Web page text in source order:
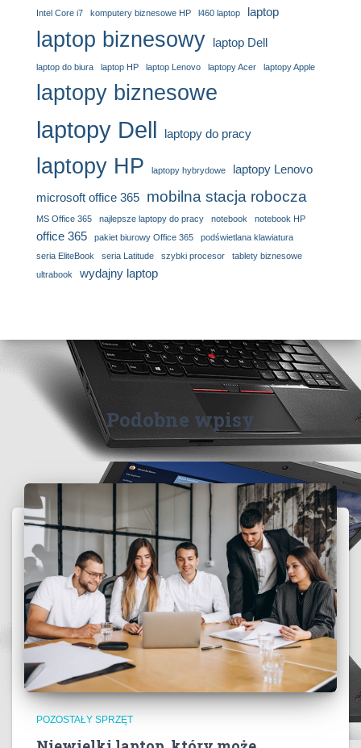
Intel Core i7 komputery biznesowe HP l460 laptop laptop
laptop biznesowy laptop Dell
laptop do biura laptop HP laptop Lenovo laptopy Acer laptopy Apple
laptopy biznesowe
laptopy Dell laptopy do pracy
laptopy HP laptopy hybrydowe laptopy Lenovo
microsoft office 365 mobilna stacja robocza
MS Office 365 najlepsze laptopy do pracy notebook notebook HP
office 365 pakiet biurowy Office 365
podświetlana klawiatura
seria EliteBook
seria Latitude szybki procesor
tablety biznesowe
ultrabook
wydajny laptop
Podobne wpisy
POZOSTAŁY SPRZĘT